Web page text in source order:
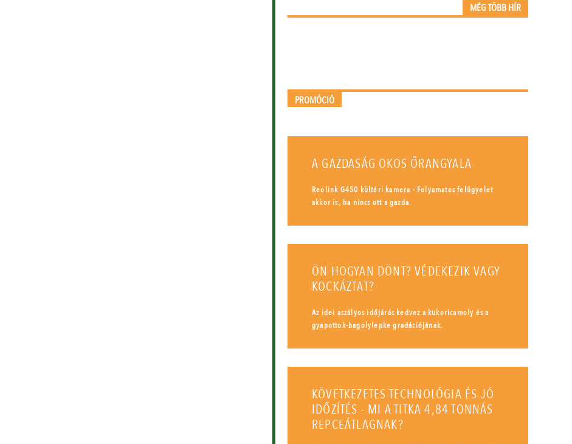
MÉG TÖBB HÍR
PROMÓCIÓ
A GAZDASÁG OKOS ŐRANGYALA
Reolink G450 kültéri kamera - Folyamatos felügyelet
akkor is, ha nincs ott a gazda.
ÖN HOGYAN DÖNT? VÉDEKEZIK VAGY
KOCKÁZTAT?
Az idei aszályos időjárás kedvez a kukoricamoly és a
gyapottok-bagolylepke gradációjának.
KÖVETKEZETES TECHNOLÓGIA ÉS JÓ
IDŐZÍTÉS - MI A TITKA 4,84 TONNÁS
REPCEÁTLAGNAK?